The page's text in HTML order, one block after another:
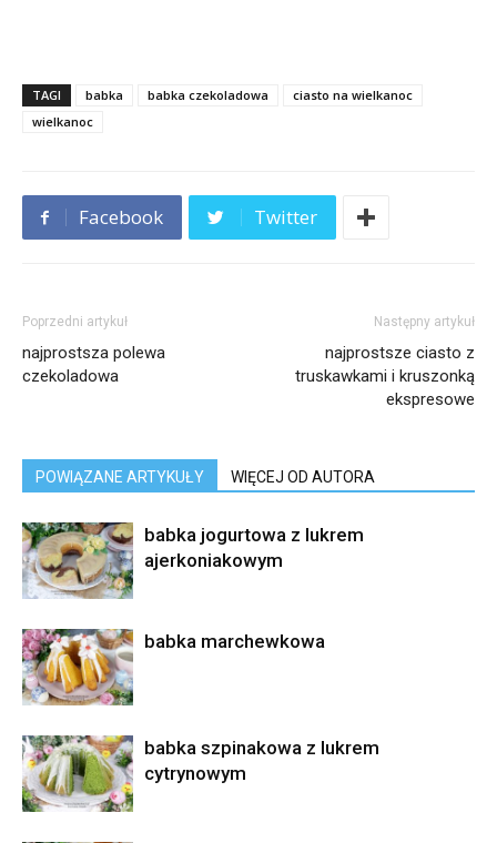
TAGI babka babka czekoladowa
ciasto na wielkanoc
wielkanoc
Facebook Twitter
Poprzedni artykuł
najprostsza polewa
czekoladowa
Następny artykuł
najprostsze ciasto z
truskawkami i kruszonką
ekspresowe
POWIĄZANE ARTYKUŁY WIĘCEJ OD AUTORA
babka jogurtowa z lukrem
ajerkoniakowym
babka marchewkowa
babka szpinakowa z lukrem
cytrynowym